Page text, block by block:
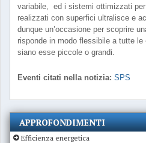
variabile, ed i sistemi ottimizzati
realizzati con superfici ultralisce e
dunque un’occasione per scoprire
risponde in modo flessibile a tutte
siano esse piccole o grandi.
Eventi citati nella notizia: SPS
APPROFONDIMENTI
Efficienza energetica